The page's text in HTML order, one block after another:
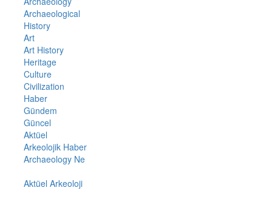
Archaeological
History
Art
Art History
Heritage
Culture
Civilization
Haber
Gündem
Güncel
Aktüel
Arkeolojik Haber
Archaeology Ne
Aktüel Arkeoloji